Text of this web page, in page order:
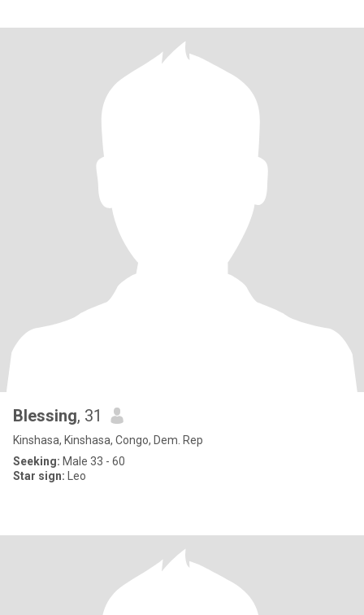
Blessing, 31
Kinshasa, Kinshasa, Congo, Dem. Rep
Seeking: Male 33 - 60
Star sign: Leo